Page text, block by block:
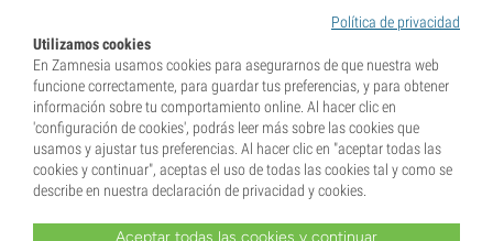
Política de privacidad
Utilizamos cookies
En Zamnesia usamos cookies para asegurarnos de que nuestra web
funcione correctamente, para guardar tus preferencias, y para obtener
información sobre tu comportamiento online. Al hacer clic en
'configuración de cookies', podrás leer más sobre las cookies que
usamos y ajustar tus preferencias. Al hacer clic en "aceptar todas las
cookies y continuar", aceptas el uso de todas las cookies tal y como se
describe en nuestra declaración de privacidad y cookies.
Aceptar todas las cookies y continuar